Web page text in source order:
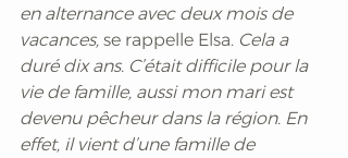
en alternance avec deux mois de
vacances, se rappelle Elsa. Cela a
duré dix ans. C’était difficile pour la
vie de famille, aussi mon mari est
devenu pêcheur dans la région. En
effet, il vient d’une famille de